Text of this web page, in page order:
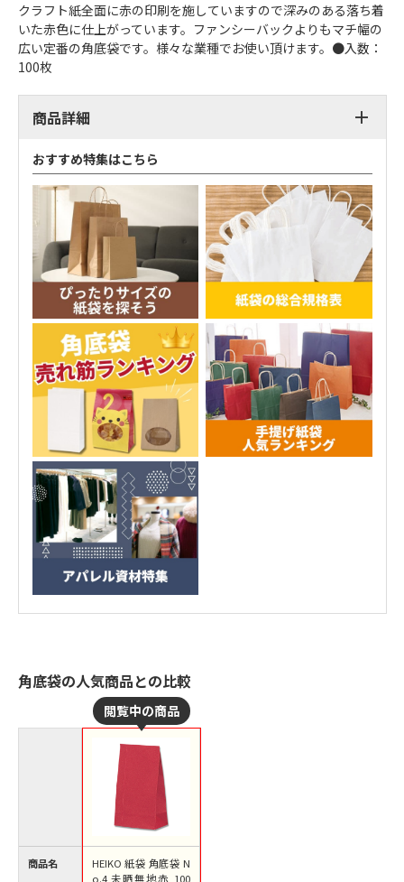
クラフト紙全面に赤の印刷を施していますので深みのある落ち着
いた赤色に仕上がっています。ファンシーバックよりもマチ幅の
広い定番の角底袋です。様々な業種でお使い頂けます。●入数：
100枚
商品詳細
おすすめ特集はこちら
角底袋の人気商品との比較
商品名
HEIKO 紙袋 角底袋 N
o.4 未晒無地赤 100